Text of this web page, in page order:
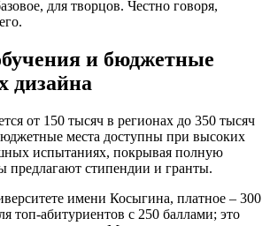
для творцов. Честно говоря,
и бюджетные
дизайна
от 150 тысяч в регионах до 350 тысяч
места доступны при высоких
испытаниях, покрывая полную
предлагают стипендии и гранты.
имени Косыгина, платное – 300
топ-абитуриентов с 250 баллами; это